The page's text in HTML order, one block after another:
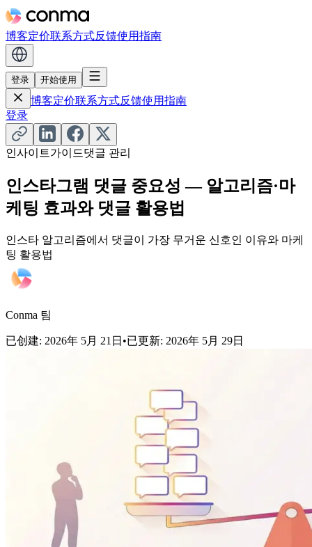
博客定价联系方式反馈使用指南
登录 开始使用
博客定价联系方式反馈使用指南
登录
인사이트가이드댓글 관리
인스타그램 댓글 중요성 — 알고리즘·마
케팅 효과와 댓글 활용법
인스타 알고리즘에서 댓글이 가장 무거운 신호인 이유와 마케
팅 활용법
Conma 팀
已创建: 2026年 5月 21日 •已更新: 2026年 5月 29日